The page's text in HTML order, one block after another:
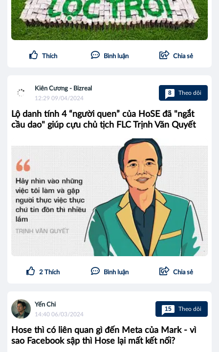
Thích Bình luận Chia sẻ
Kiên Cương - Bizreal
12:29 09/04/2024
8 Theo dõi
Lộ danh tính 4 “người quen” của HoSE đã "ngắt
cầu dao" giúp cựu chủ tịch FLC Trịnh Văn Quyết
2 Thích Bình luận Chia sẻ
Yến Chi
14:40 06/03/2024
15 Theo dõi
Hose thì có liên quan gì đến Meta của Mark - vì
sao Facebook sập thì Hose lại mất kết nối?